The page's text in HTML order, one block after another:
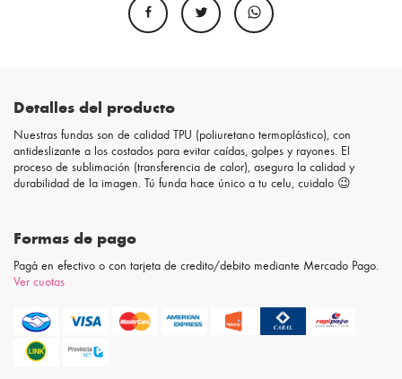
Detalles del producto
Nuestras fundas son de calidad TPU (poliuretano termoplástico), con
antideslizante a los costados para evitar caídas, golpes y rayones. El
proceso de sublimación (transferencia de calor), asegura la calidad y
durabilidad de la imagen. Tú funda hace único a tu celu, cuidalo 😉
Formas de pago
Pagá en efectivo o con tarjeta de credito/debito mediante Mercado Pago.
Ver cuotas